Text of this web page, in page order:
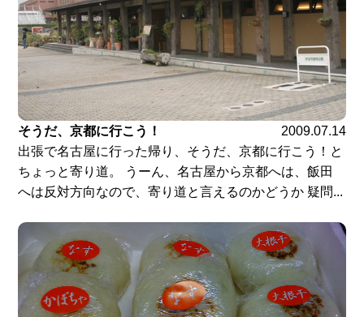
そうだ、京都に行こう！
2009.07.14
出張で名古屋に行った帰り、そうだ、京都に行こう！と
ちょっと寄り道。 うーん、名古屋から京都へは、飯田
へは反対方向なので、寄り道と言えるのかどうか 疑問...